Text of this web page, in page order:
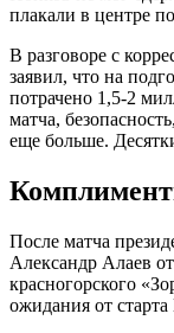
плакали в центре
В разговоре с
заявил, что на
потрачено 1,5-2
матча,
еще больше.
После матча
Александр Алаев
красногорского
ожидания от